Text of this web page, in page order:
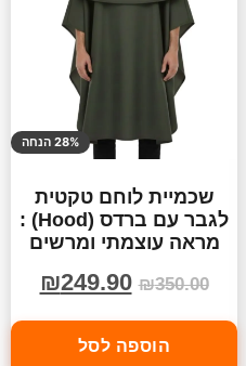
28% הנחה
שכמיית לוחם טקטית
לגבר עם ברדס (Hood) :
מראה עוצמתי ומרשים
₪350.00
₪249.90
הוספה לסל